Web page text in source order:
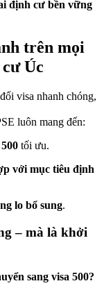
định cư bền vững
trên mọi
Úc
visa nhanh chóng,
luôn mang đến:
tối ưu.
với mục tiêu định
lo bổ sung.
– mà là khởi
sang visa 500?